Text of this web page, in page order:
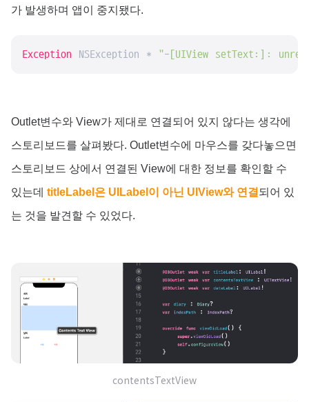
가 발생하며 앱이 중지됐다.
Exception NSException * "-[UIView setText:]:
Outlet변수와 View가 제대로 연결되어 있지 않다는 생각에
스토리보드를 살펴봤다. Outlet변수에 마우스를 갖다놓으면
스토리보드 상에서 연결된 View에 대한 정보를 확인할 수
있는데 titleLabel은 UILabel이 아닌 UIView와 연결 되어 있
는 것을 발견할 수 있었다.
contentsTextView